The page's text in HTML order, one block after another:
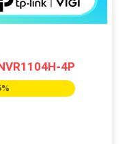
4P